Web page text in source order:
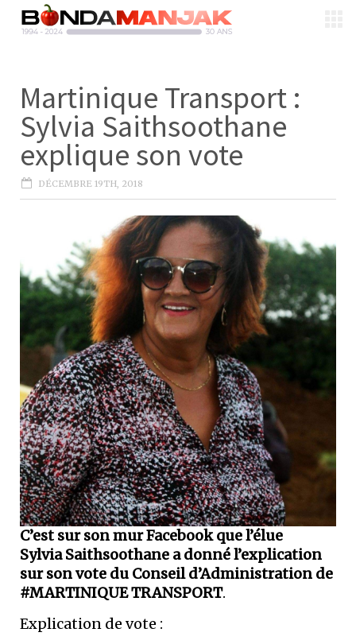
Martinique Transport :
Sylvia Saithsoothane
explique son vote
DÉCEMBRE 19TH, 2018
C’est sur son mur Facebook que l’élue
Sylvia Saithsoothane a donné l’explication
sur son vote du Conseil d’Administration de
#MARTINIQUE TRANSPORT.
Explication de vote :